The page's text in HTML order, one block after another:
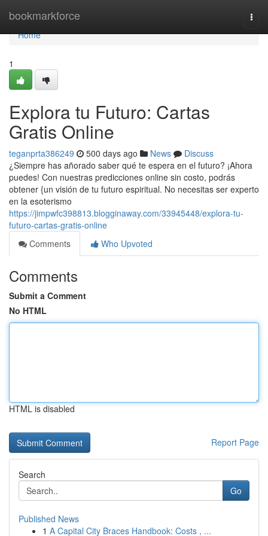
bookmarkforce
Home
Home
1
Explora tu Futuro: Cartas
Gratis Online
teganprta386249 500 days ago News
Discuss
¿Siempre has añorado saber qué te espera en el futuro? ¡Ahora
puedes! Con nuestras predicciones online sin costo, podrás
obtener {un visión de tu futuro espiritual. No necesitas ser experto
en la esoterismo
https://jimpwfc398813.blogginaway.com/33945448/explora-tu-
futuro-cartas-gratis-online
Comments
Who Upvoted
Comments
Submit a Comment
No HTML
HTML is disabled
Report Page
Search
Go
Published News
1 A Capital City Braces Handbook: Costs , ...